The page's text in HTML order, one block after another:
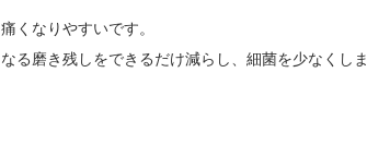
くなりやすいです。
る磨き残しをできるだけ減らし、細菌を少なくしま